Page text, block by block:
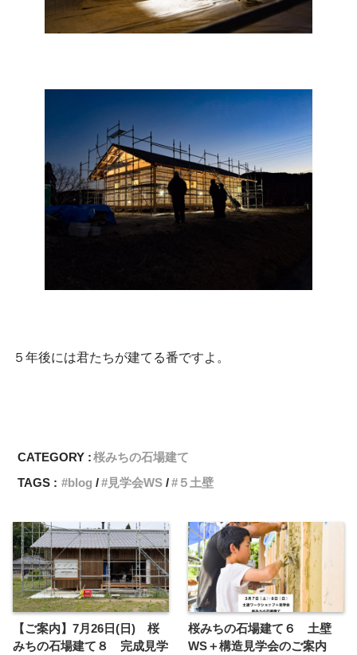
５年後には君たちが建てる番ですよ。
CATEGORY :桜みちの石場建て
TAGS :
blog 見学会WS ５土壁
【ご案内】7月26日(日) 桜
みちの石場建て８ 完成見学
桜みちの石場建て６ 土壁
WS＋構造見学会のご案内